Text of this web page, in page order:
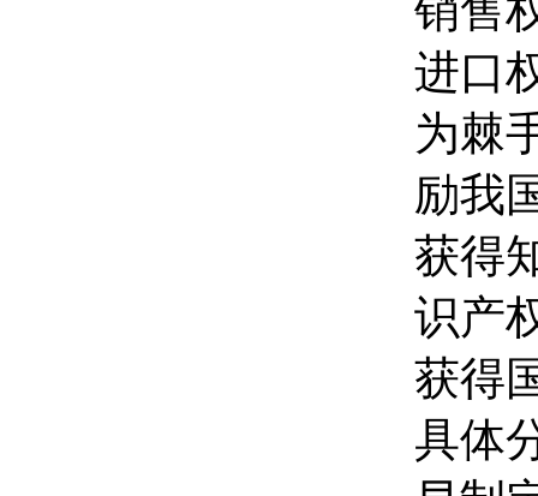
销售
进口
为棘
励我
获得
识产
获得
具体